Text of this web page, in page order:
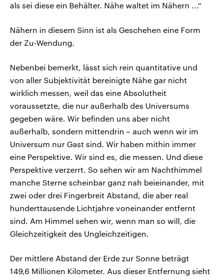
als sei diese ein Behälter. Nähe waltet im Nähern ...“
Nähern in diesem Sinn ist als Geschehen eine Form
der Zu-Wendung.
Nebenbei bemerkt, lässt sich rein quantitative und
von aller Subjektivität bereinigte Nähe gar nicht
wirklich messen, weil das eine Absolutheit
voraussetzte, die nur außerhalb des Universums
gegeben wäre. Wir befinden uns aber nicht
außerhalb, sondern mittendrin – auch wenn wir im
Universum nur Gast sind. Wir haben mithin immer
eine Perspektive. Wir sind es, die messen. Und diese
Perspektive verzerrt. So sehen wir am Nachthimmel
manche Sterne scheinbar ganz nah beieinander, mit
zwei oder drei Fingerbreit Abstand, die aber real
hunderttausende Lichtjahre voneinander entfernt
sind. Am Himmel sehen wir, wenn man so will, die
Gleichzeitigkeit des Ungleichzeitigen.
Der mittlere Abstand der Erde zur Sonne beträgt
149,6 Millionen Kilometer. Aus dieser Entfernung sieht